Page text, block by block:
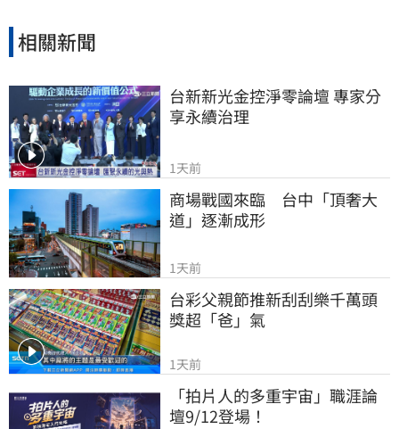
相關新聞
台新新光金控淨零論壇 專家分
享永續治理
1天前
商場戰國來臨　台中「頂奢大
道」逐漸成形
1天前
台彩父親節推新刮刮樂千萬頭
獎超「爸」氣
1天前
「拍片人的多重宇宙」職涯論
壇9/12登場！